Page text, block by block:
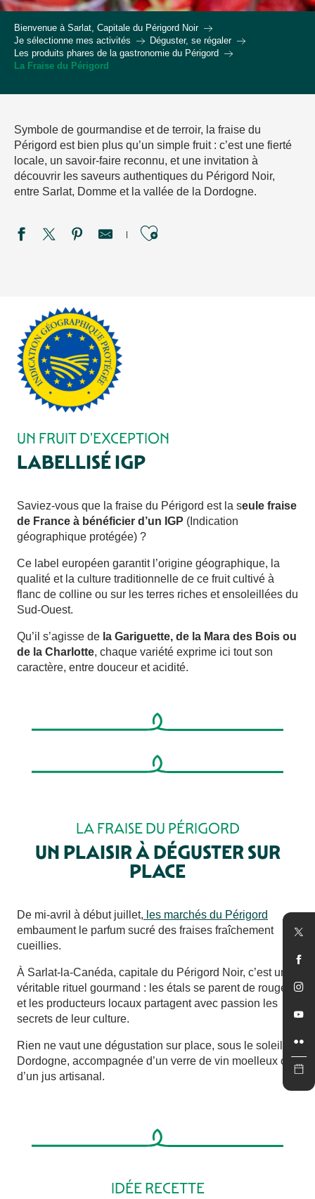
Bienvenue à Sarlat, Capitale du Périgord Noir
Je sélectionne mes activités
Déguster, se régaler
Les produits phares de la gastronomie du Périgord
La Fraise du Périgord
Symbole de gourmandise et de terroir, la fraise du
Périgord est bien plus qu’un simple fruit : c’est une fierté
locale, un savoir-faire reconnu, et une invitation à
découvrir les saveurs authentiques du Périgord Noir,
entre Sarlat, Domme et la vallée de la Dordogne.
Ajouter aux
UN FRUIT D'EXCEPTION
LABELLISÉ IGP
Saviez-vous que la fraise du Périgord est la seule fraise
de France à bénéficier d’un IGP (Indication
géographique protégée) ?
Ce label européen garantit l’origine géographique, la
qualité et la culture traditionnelle de ce fruit cultivé à
flanc de colline ou sur les terres riches et ensoleillées du
Sud-Ouest.
Qu’il s’agisse de la Gariguette, de la Mara des Bois ou
de la Charlotte, chaque variété exprime ici tout son
caractère, entre douceur et acidité.
LA FRAISE DU PÉRIGORD
UN PLAISIR À DÉGUSTER SUR
PLACE
De mi-avril à début juillet, les marchés du Périgord
embaument le parfum sucré des fraises fraîchement
cueillies.
À Sarlat-la-Canéda, capitale du Périgord Noir, c’est un
véritable rituel gourmand : les étals se parent de rouge,
et les producteurs locaux partagent avec passion les
secrets de leur culture.
Rien ne vaut une dégustation sur place, sous le soleil de
Dordogne, accompagnée d’un verre de vin moelleux ou
d’un jus artisanal.
IDÉE RECETTE